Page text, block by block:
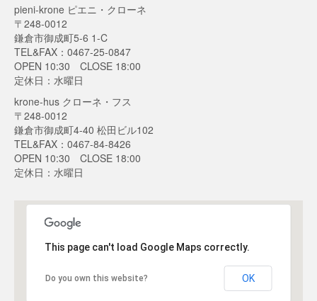
pieni-krone ピエニ・クローネ
〒248-0012
鎌倉市御成町5-6 1-C
TEL&FAX：0467-25-0847
OPEN 10:30 CLOSE 18:00
定休日：水曜日
krone-hus クローネ・フス
〒248-0012
鎌倉市御成町4-40 松田ビル102
TEL&FAX：0467-84-8426
OPEN 10:30 CLOSE 18:00
定休日：水曜日
This page can't load Google Maps correctly.
Do you own this website? OK